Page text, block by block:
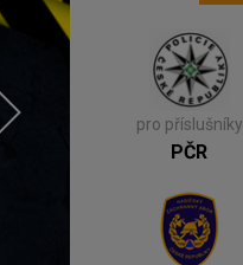
pro příslušníky
PČR